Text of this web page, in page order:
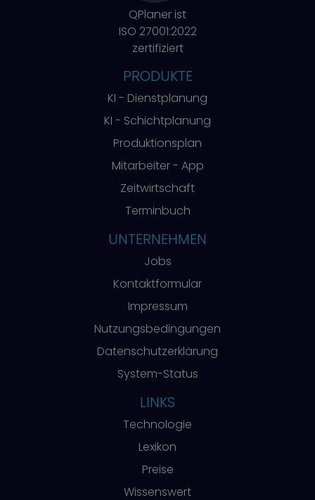
QPlaner ist
ISO 27001:2022
zertifiziert
PRODUKTE
KI - Dienstplanung
KI - Schichtplanung
Produktionsplan
Mitarbeiter - App
Zeitwirtschaft
Terminbuch
UNTERNEHMEN
Jobs
Kontaktformular
Impressum
Nutzungsbedingungen
Datenschutzerklärung
System-Status
LINKS
Technologie
Lexikon
Preise
Wissenswert